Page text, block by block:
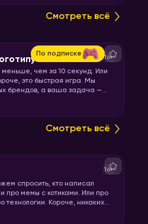
Смотреть всё
По подписке 16+
меньше, чем за 10 секунд. Или
это быстрая игра. Мы
брендов, а ваша задача —
Смотреть всё
16+
спросить, кто написал
про мемы с котиками. Или про
технологии. Короче, никаких
Только вы и ваше